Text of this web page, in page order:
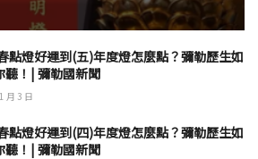
點燈好運到(五)年度燈怎麼點？彌勒歷生如
聽！| 彌勒國新聞
月 3 日
點燈好運到(四)年度燈怎麼點？彌勒歷生如
聽！| 彌勒國新聞